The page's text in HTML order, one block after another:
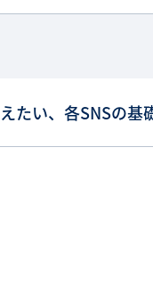
たい、各SNSの基